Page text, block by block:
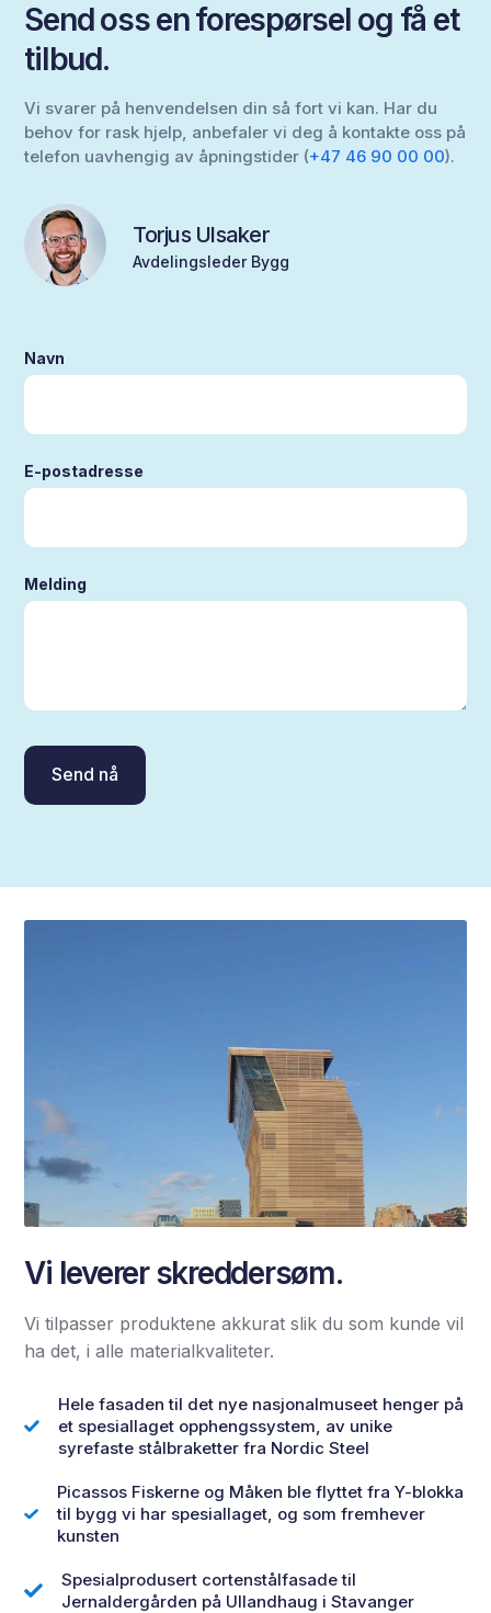
Send oss en forespørsel og få et
tilbud.
Vi svarer på henvendelsen din så fort vi kan. Har du
behov for rask hjelp, anbefaler vi deg å kontakte oss på
telefon uavhengig av åpningstider (+47 46 90 00 00).
Torjus Ulsaker
Avdelingsleder Bygg
Navn
E-postadresse
Melding
Vi leverer skreddersøm.
Vi tilpasser produktene akkurat slik du som kunde vil
ha det, i alle materialkvaliteter.
Hele fasaden til det nye nasjonalmuseet henger på
et spesiallaget opphengssystem, av unike
syrefaste stålbraketter fra Nordic Steel
Picassos Fiskerne og Måken ble flyttet fra Y-blokka
til bygg vi har spesiallaget, og som fremhever
kunsten
Spesialprodusert cortenstålfasade til
Jernaldergården på Ullandhaug i Stavanger